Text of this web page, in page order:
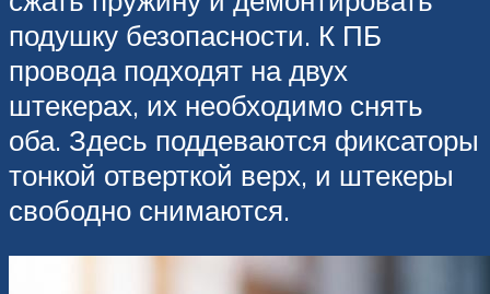
подушку безопасности. К ПБ
провода подходят на двух
штекерах, их необходимо снять
оба. Здесь поддеваются фиксаторы
тонкой отверткой верх, и штекеры
свободно снимаются.